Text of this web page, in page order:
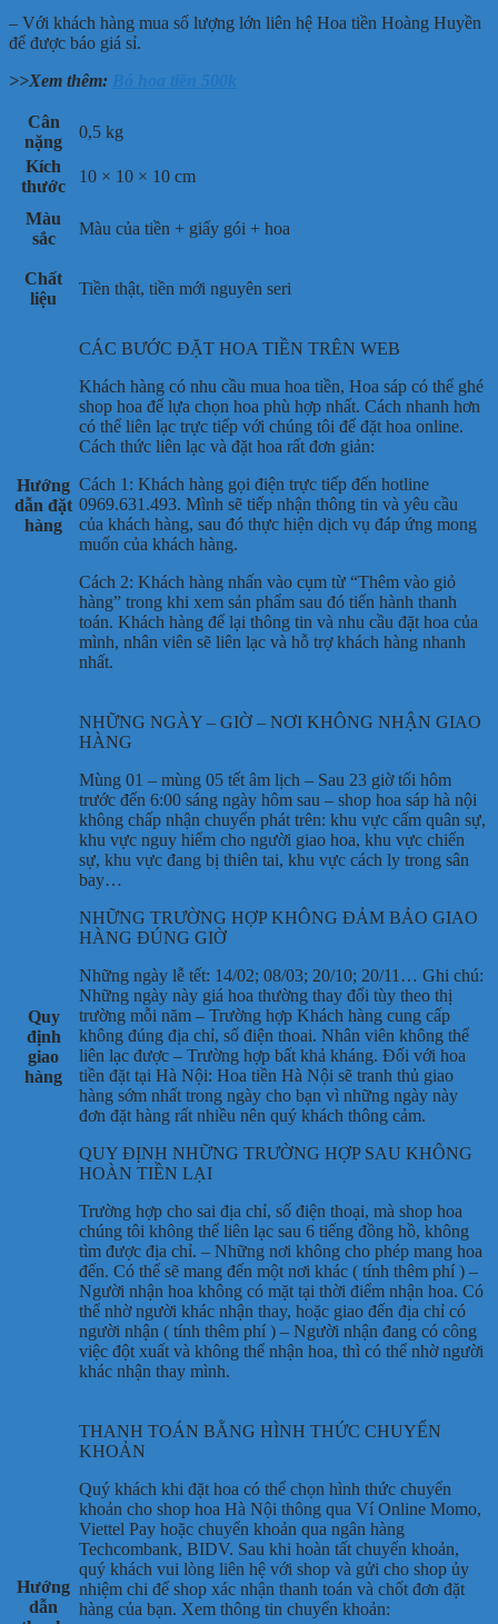
– Với khách hàng mua số lượng lớn liên hệ Hoa tiền Hoàng Huyền
để được báo giá sỉ.
>>Xem thêm:
Cân
nặng
0,5 kg
Kích
thước
10 × 10 × 10 cm
Màu
sắc
Màu của tiền + giấy gói + hoa
Chất
liệu
Tiền thật, tiền mới nguyên seri
Hướng
dẫn đặt
hàng
CÁC BƯỚC ĐẶT HOA TIỀN TRÊN WEB
Khách hàng có nhu cầu mua hoa tiền, Hoa sáp có thể ghé
shop hoa để lựa chọn hoa phù hợp nhất. Cách nhanh hơn
có thể liên lạc trực tiếp với chúng tôi để đặt hoa online.
Cách thức liên lạc và đặt hoa rất đơn giản:
Cách 1: Khách hàng gọi điện trực tiếp đến hotline
0969.631.493. Mình sẽ tiếp nhận thông tin và yêu cầu
của khách hàng, sau đó thực hiện dịch vụ đáp ứng mong
muốn của khách hàng.
Cách 2: Khách hàng nhấn vào cụm từ “Thêm vào giỏ
hàng” trong khi xem sản phẩm sau đó tiến hành thanh
toán. Khách hàng để lại thông tin và nhu cầu đặt hoa của
mình, nhân viên sẽ liên lạc và hỗ trợ khách hàng nhanh
nhất.
Quy
định
giao
hàng
NHỮNG NGÀY – GIỜ – NƠI KHÔNG NHẬN GIAO
HÀNG
Mùng 01 – mùng 05 tết âm lịch – Sau 23 giờ tối hôm
trước đến 6:00 sáng ngày hôm sau – shop hoa sáp hà nội
không chấp nhận chuyển phát trên: khu vực cấm quân sự,
khu vực nguy hiểm cho người giao hoa, khu vực chiến
sự, khu vực đang bị thiên tai, khu vực cách ly trong sân
bay…
NHỮNG TRƯỜNG HỢP KHÔNG ĐẢM BẢO GIAO
HÀNG ĐÚNG GIỜ
Những ngày lễ tết: 14/02; 08/03; 20/10; 20/11… Ghi chú:
Những ngày này giá hoa thường thay đổi tùy theo thị
trường mỗi năm – Trường hợp Khách hàng cung cấp
không đúng địa chỉ, số điện thoai. Nhân viên không thể
liên lạc được – Trường hợp bất khả kháng. Đối với hoa
tiền đặt tại Hà Nội: Hoa tiền Hà Nội sẽ tranh thủ giao
hàng sớm nhất trong ngày cho bạn vì những ngày này
đơn đặt hàng rất nhiều nên quý khách thông cảm.
QUY ĐỊNH NHỮNG TRƯỜNG HỢP SAU KHÔNG
HOÀN TIỀN LẠI
Trường hợp cho sai địa chỉ, số điện thoại, mà shop hoa
chúng tôi không thể liên lạc sau 6 tiếng đồng hồ, không
tìm được địa chỉ. – Những nơi không cho phép mang hoa
đến. Có thể sẽ mang đến một nơi khác ( tính thêm phí ) –
Người nhận hoa không có mặt tại thời điểm nhận hoa. Có
thể nhờ người khác nhận thay, hoặc giao đến địa chỉ có
người nhận ( tính thêm phí ) – Người nhận đang có công
việc đột xuất và không thể nhận hoa, thì có thể nhờ người
khác nhận thay mình.
Hướng
dẫn
THANH TOÁN BẰNG HÌNH THỨC CHUYỂN
KHOẢN
Quý khách khi đặt hoa có thể chọn hình thức chuyển
khoản cho shop hoa Hà Nội thông qua Ví Online Momo,
Viettel Pay hoặc chuyển khoản qua ngân hàng
Techcombank, BIDV. Sau khi hoàn tất chuyển khoản,
quý khách vui lòng liên hệ với shop và gửi cho shop ủy
nhiệm chi để shop xác nhận thanh toán và chốt đơn đặt
hàng của bạn. Xem thông tin chuyển khoản: